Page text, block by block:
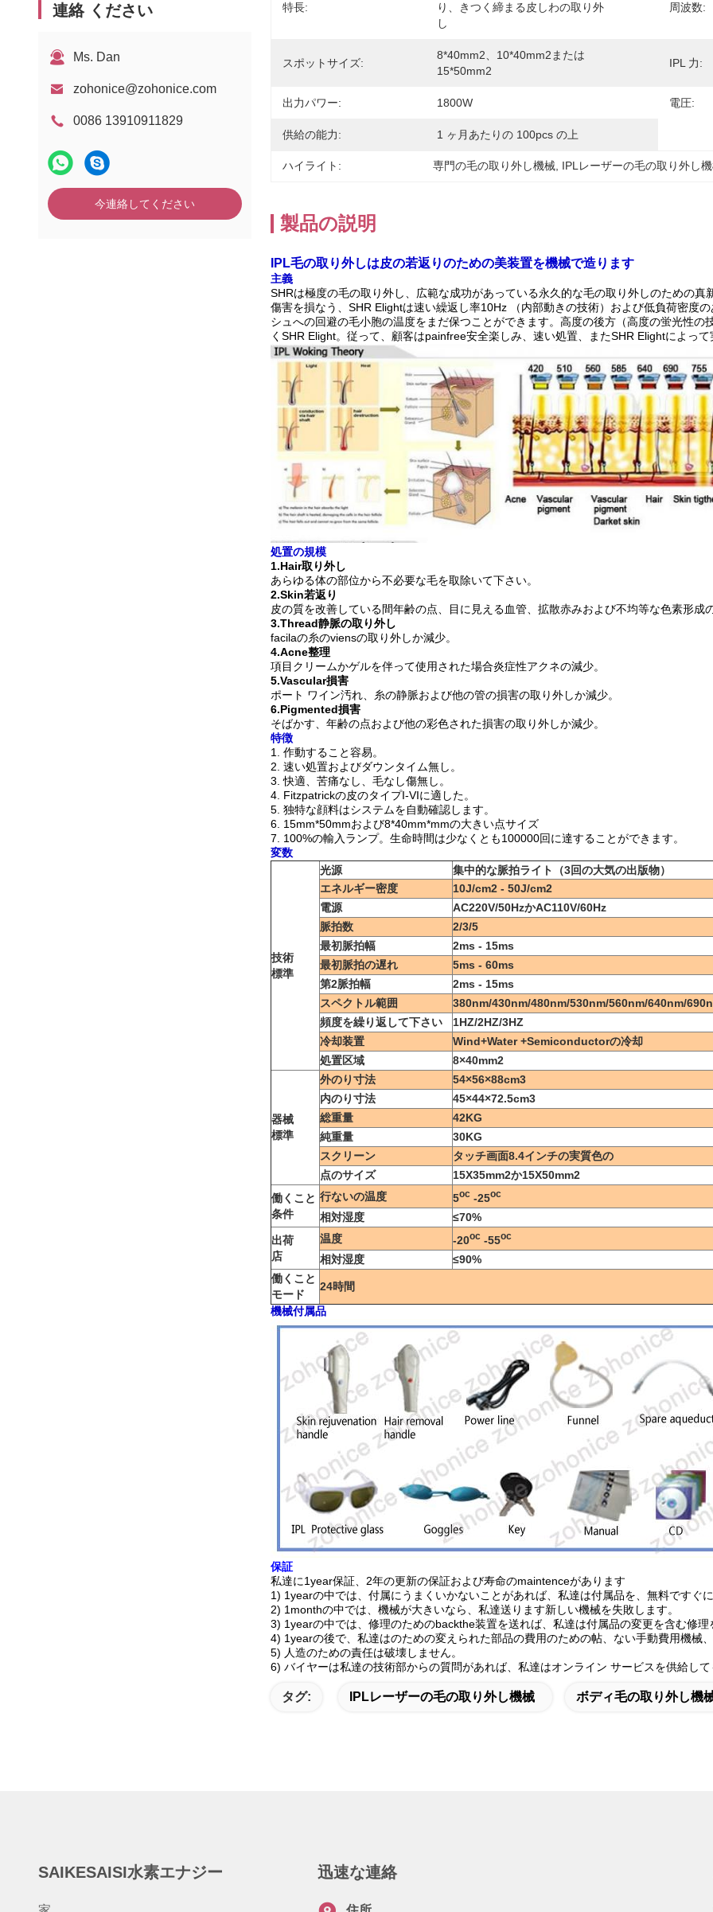
連絡 ください
Ms. Dan
zohonice@zohonice.com
0086 13910911829
今連絡してください
特長:
り、きつく締まる皮しわの取り外
し
周波数:
スポットサイズ:
8*40mm2、10*40mm2または
15*50mm2
IPL 力:
出力パワー: 1800W 電圧:
供給の能力: 1 ヶ月あたりの 100pcs の上
ハイライト: 専門の毛の取り外し機械 IPLレーザーの毛の取り外し
製品の説明
IPL毛の取り外しは皮の若返りのための美装置を機械で造ります
主義
SHRは極度の毛の取り外し、広範な成功があっている永久的な毛の取り外しのための
傷害を損なう、SHR Elightは速い繰返し率10Hz （内部動きの技術）および低負荷密度
シュへの回避の毛小胞の温度をまだ保つことができます。高度の後方（高度の蛍光性
くSHR Elight。従って、顧客はpainfree安全楽しみ、速い処置、またSHR Elightによっ
処置の規模
1.Hair取り外し
あらゆる体の部位から不必要な毛を取除いて下さい。
2.Skin若返り
皮の質を改善している間年齢の点、目に見える血管、拡散赤みおよび不均等な色素形成
3.Thread静脈の取り外し
facilaの糸のviensの取り外しか減少。
4.Acne整理
項目クリームかゲルを伴って使用された場合炎症性アクネの減少。
5.Vascular損害
ポート ワイン汚れ、糸の静脈および他の管の損害の取り外しか減少。
6.Pigmented損害
そばかす、年齢の点および他の彩色された損害の取り外しか減少。
特徴
1. 作動すること容易。
2. 速い処置およびダウンタイム無し。
3.快適、苦痛なし、毛なし傷無し。
4. Fitzpatrickの皮のタイプI-VIに適した。
5. 独特な顔料はシステムを自動確認します。
6. 15mm*50mmおよび8*40mm*mmの大きい点サイズ
7. 100%の輸入ランプ。生命時間は少なくとも100000回に達することができます。
変数
技術
標準
光源
集中的な脈拍ライト（3回の大気の出版物）
エネルギー密度
10J/cm2 - 50J/cm2
電源
AC220V/50HzかAC110V/60Hz
脈拍数
2/3/5
最初脈拍幅
2ms - 15ms
最初脈拍の遅れ
5ms - 60ms
第2脈拍幅
2ms - 15ms
スペクトル範囲
380nm/430nm/480nm/530nm/560nm/640nm/
頻度を繰り返して下さい
1HZ/2HZ/3HZ
冷却装置
Wind+Water +Semiconductorの冷却
処置区域
8×40mm2
器械
標準
外のり寸法
54×56×88cm3
内のり寸法
45×44×72.5cm3
総重量
42KG
純重量
30KG
スクリーン
タッチ画面8.4インチの実質色の
点のサイズ
15X35mm2か15X50mm2
働くこと
条件
行ないの温度 5oc -25oc
相対湿度
≤70%
出荷
店
温度 -20oc -55oc
相対湿度
≤90%
働くこと
モード
24時間
機械付属品
保証
私達に1year保証、2年の更新の保証および寿命のmaintenceがあります
1) 1yearの中では、付属にうまくいかないことがあれば、私達は付属品を、無料ですぐに
2) 1monthの中では、機械が大きいなら、私達送ります新しい機械を失敗します。
3) 1yearの中では、修理のためのbackthe装置を送れば、私達は付属品の変更を含む修理
4) 1yearの後で、私達はのための変えられた部品の費用のための帖、ない手動費用機械
5) 人造のための責任は破壊しません。
6) バイヤーは私達の技術部からの質問があれば、私達はオンライン サービスを供給し
タグ: IPLレーザーの毛の取り外し機械 ボディ毛の取り外し機
SAIKESAISI水素エナジー 迅速な連絡